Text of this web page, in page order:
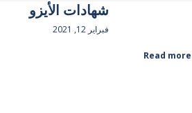
Read more
شهادات الأيزو
فبراير 12, 2021